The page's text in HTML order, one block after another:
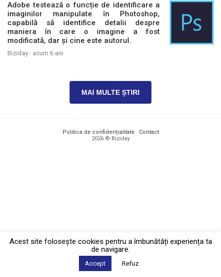
Adobe testează o funcție de identificare a
imaginilor manipulate în Photoshop,
capabilă să identifice detalii despre
maniera în care o imagine a fost
modificată, dar și cine este autorul.
Biziday · acum 6 ani
MAI MULTE ȘTIRI
Politica de confidențialitate · Contact
2026 © Biziday
Acest site foloseşte cookies pentru a îmbunătăți experiența ta
de navigare.
Accept Refuz